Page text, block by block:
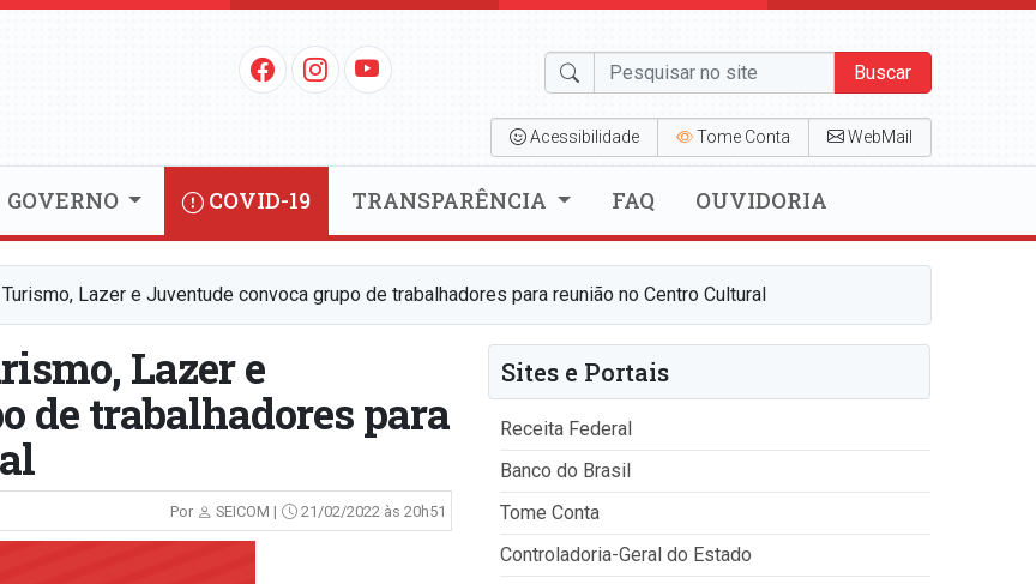
Buscar
Acessibilidade Tome Conta WebMail
GOVERNO COVID-19 TRANSPARÊNCIA FAQ OUVIDORIA
Lazer e Juventude convoca grupo de trabalhadores para reunião no Centro Cultural
Lazer e
de trabalhadores para
Por SEICOM | 21/02/2022 às 20h51
Sites e Portais
Receita Federal
Banco do Brasil
Tome Conta
Controladoria-Geral do Estado